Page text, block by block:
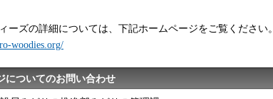
ーズの詳細については、下記ホームページをご覧ください。
woodies.org/
についてのお問い合わせ